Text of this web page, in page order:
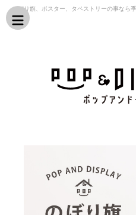
のぼり旗、ポスター、タペストリーの事なら
プレイ